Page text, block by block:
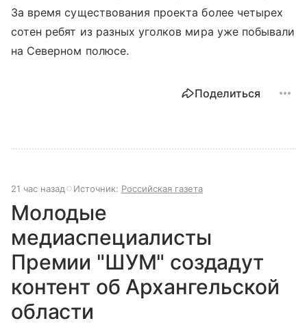
За время существования проекта более четырех
сотен ребят из разных уголков мира уже побывали
на Северном полюсе.
Поделиться
21 час назад Источник: Российская газета
Молодые
медиаспециалисты
Премии "ШУМ" создадут
контент об Архангельской
области